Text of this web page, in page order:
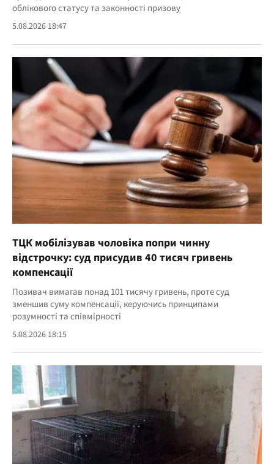
облікового статусу та законності призову
5.08.2026 18:47
ТЦК мобілізував чоловіка попри чинну
відстрочку: суд присудив 40 тисяч гривень
компенсації
Позивач вимагав понад 101 тисячу гривень, проте суд
зменшив суму компенсації, керуючись принципами
розумності та співмірності
5.08.2026 18:15